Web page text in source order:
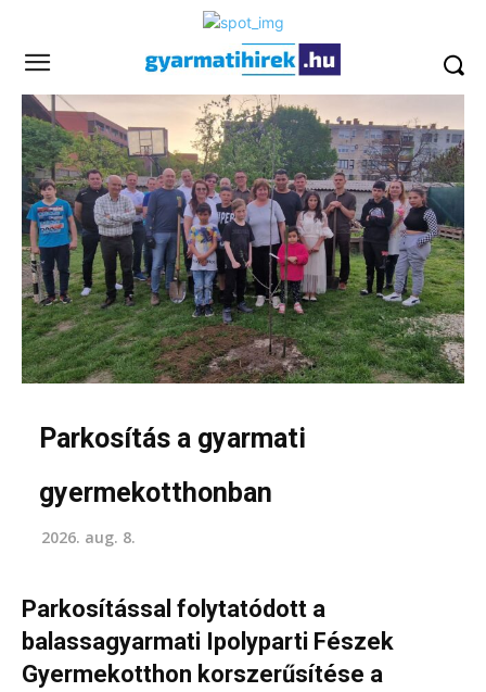
Parkosítás a gyarmati
gyermekotthonban
2026. aug. 8.
Parkosítással folytatódott a
balassagyarmati Ipolyparti Fészek
Gyermekotthon korszerűsítése a